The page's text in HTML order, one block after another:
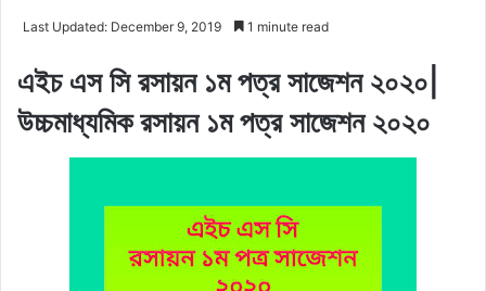
Last Updated: December 9, 2019 1 minute read
এইচ এস সি রসায়ন ১ম পত্র সাজেশন ২০২০|
উচ্চমাধ্যমিক রসায়ন ১ম পত্র সাজেশন ২০২০